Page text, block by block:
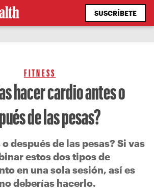
SUSCRÍBETE
FITNESS
hacer cardio antes o
de las pesas?
después de las pesas? Si vas
estos dos tipos de
en una sola sesión, así es
deberías hacerlo.